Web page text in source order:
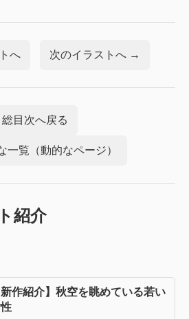
へ 次のイラストへ →
総目次へ戻る
一覧（動的なページ）
紹介
新作紹介】秋空を眺めている若い